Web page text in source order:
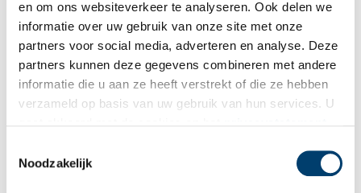
en om ons websiteverkeer te analyseren. Ook delen we
informatie over uw gebruik van onze site met onze
partners voor social media, adverteren en analyse. Deze
partners kunnen deze gegevens combineren met andere
informatie die u aan ze heeft verstrekt of die ze hebben
verzameld op basis van uw gebruik van hun services. U
Noodzakelijk
Vink dit aan als u op de hoogte gehouden wil worden.